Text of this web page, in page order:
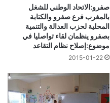
صفرو:الاتحاد الوطني للشغل
بالمغرب فرع صفرو والكتابة
المحلية لحزب العدالة والتنمية
بصفرو ينظمان لقاء تواصليا في
موضوع:إصلاح نظام التقاعد
2015-01-22